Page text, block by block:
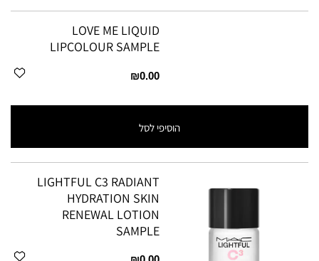
LOVE ME LIQUID
LIPCOLOUR SAMPLE
₪0.00
הוסיפי לסל
LIGHTFUL C3 RADIANT
HYDRATION SKIN
RENEWAL LOTION
SAMPLE